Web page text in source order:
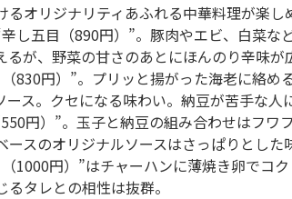
オリジナリティあふれる中華料理が楽し
し五目（890円）”。豚肉やエビ、白菜な
が、野菜の甘さのあとにほんのり辛味が
830円）”。プリッと揚がった海老に絡め
ス。クセになる味わい。納豆が苦手な人
円）”。玉子と納豆の組み合わせはフワ
スのオリジナルソースはさっぱりとした
1000円）”はチャーハンに薄焼き卵でコ
タレとの相性は抜群。